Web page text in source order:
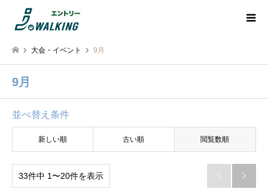
大会・イベント 9月
9月
並べ替え条件
新しい順 古い順 閲覧数順
33件中 1〜20件を表示  